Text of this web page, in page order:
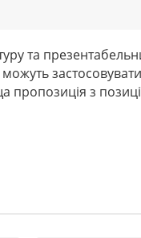
та
з